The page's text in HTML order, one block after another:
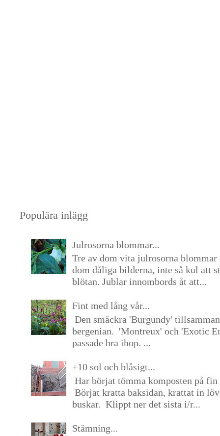
Populära inlägg
Julrosorna blommar...
Tre av dom vita julrosorna blommar
dom dåliga bilderna, inte så kul att
blötan. Jublar innombords åt att...
Fint med lång vår...
Den smäckra 'Burgundy'
bergenian. 'Montreux' och 'Exotic
passade bra ihop. ...
+10 sol och blåsigt...
Har börjat tömma komposten på
Börjat kratta baksidan, krattat in
buskar. Klippt ner det sista i/r...
Stämning...